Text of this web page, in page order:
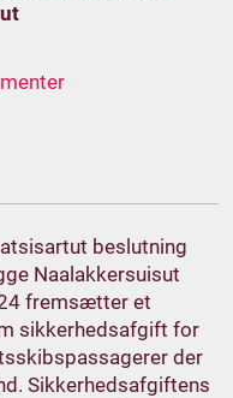
beslutning
Naalakkersuisut
fremsætter et
sikkerhedsafgift for
der
Sikkerhedsafgiftens